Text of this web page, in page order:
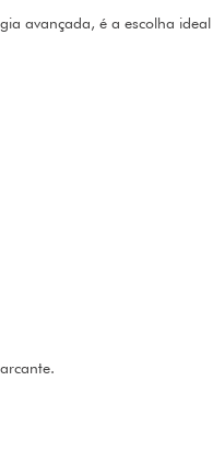
avançada, é a escolha